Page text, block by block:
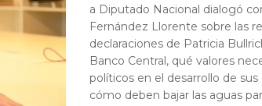
a Diputado Nacional dialogó
Fernández Llorente sobre las
declaraciones de Patricia
Banco Central, qué valores
políticos en el desarrollo de
cómo deben bajar las aguas